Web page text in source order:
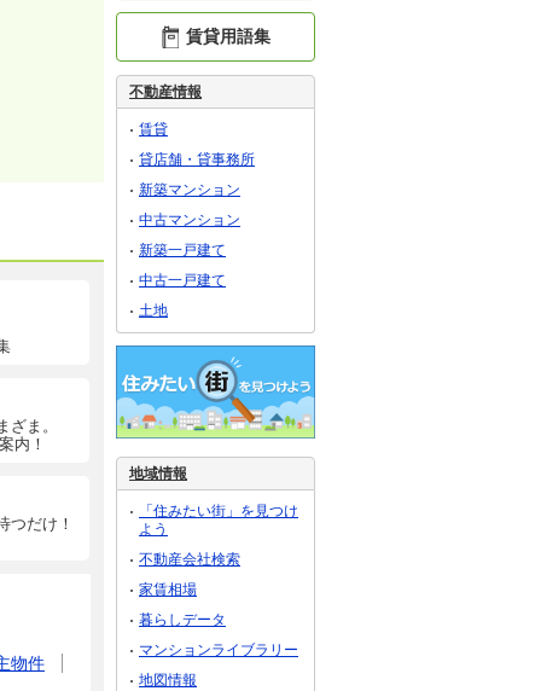
ま。
内！
つだけ！
物件
賃貸用語集
不動産情報
賃貸
貸店舗・貸事務所
新築マンション
中古マンション
新築一戸建て
中古一戸建て
土地
地域情報
「住みたい街」を見つけ
よう
不動産会社検索
家賃相場
暮らしデータ
マンションライブラリー
地図情報